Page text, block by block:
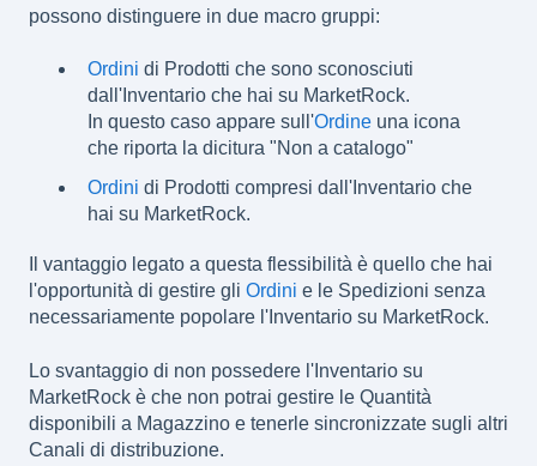
possono distinguere in due macro gruppi:
Ordini di Prodotti che sono sconosciuti
dall'Inventario che hai su MarketRock.
In questo caso appare sull'Ordine una icona
che riporta la dicitura "Non a catalogo"
Ordini di Prodotti compresi dall'Inventario che
hai su MarketRock.
Il vantaggio legato a questa flessibilità è quello che hai
l'opportunità di gestire gli Ordini e le Spedizioni senza
necessariamente popolare l'Inventario su MarketRock.
Lo svantaggio di non possedere l'Inventario su
MarketRock è che non potrai gestire le Quantità
disponibili a Magazzino e tenerle sincronizzate sugli altri
Canali di distribuzione.